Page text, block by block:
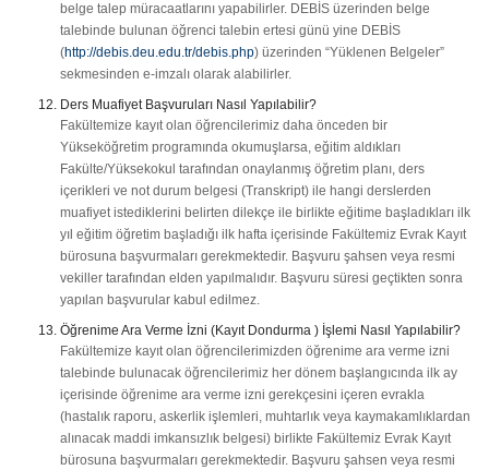
belge talep müracaatlarını yapabilirler. DEBİS üzerinden belge
talebinde bulunan öğrenci talebin ertesi günü yine DEBİS
(http://debis.deu.edu.tr/debis.php) üzerinden “Yüklenen Belgeler”
sekmesinden e-imzalı olarak alabilirler.
Ders Muafiyet Başvuruları Nasıl Yapılabilir?
Fakültemize kayıt olan öğrencilerimiz daha önceden bir
Yükseköğretim programında okumuşlarsa, eğitim aldıkları
Fakülte/Yüksekokul tarafından onaylanmış öğretim planı, ders
içerikleri ve not durum belgesi (Transkript) ile hangi derslerden
muafiyet istediklerini belirten dilekçe ile birlikte eğitime başladıkları ilk
yıl eğitim öğretim başladığı ilk hafta içerisinde Fakültemiz Evrak Kayıt
bürosuna başvurmaları gerekmektedir. Başvuru şahsen veya resmi
vekiller tarafından elden yapılmalıdır. Başvuru süresi geçtikten sonra
yapılan başvurular kabul edilmez.
Öğrenime Ara Verme İzni (Kayıt Dondurma ) İşlemi Nasıl Yapılabilir?
Fakültemize kayıt olan öğrencilerimizden öğrenime ara verme izni
talebinde bulunacak öğrencilerimiz her dönem başlangıcında ilk ay
içerisinde öğrenime ara verme izni gerekçesini içeren evrakla
(hastalık raporu, askerlik işlemleri, muhtarlık veya kaymakamlıklardan
alınacak maddi imkansızlık belgesi) birlikte Fakültemiz Evrak Kayıt
bürosuna başvurmaları gerekmektedir. Başvuru şahsen veya resmi